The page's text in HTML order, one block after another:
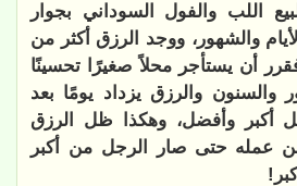
اللب والفول السوداني بجوار
والشهور، ووجد الرزق أكثر من
أن يستأجر محلاً صغيرًا تحسينًا
والسنون والرزق يزداد يومًا بعد
أكبر وأفضل، وهكذا ظل الرزق
عمله حتى صار الرجل من أكبر